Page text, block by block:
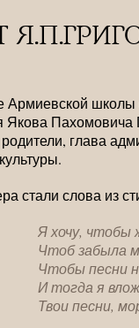
Армиевской
Якова Пахомовича
глава
стали слова из
Я хочу, чтобы
Чтоб забыла
Чтобы песни
И тогда я
Твои песни,